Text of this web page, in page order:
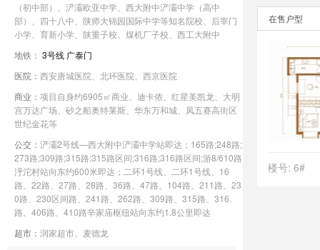
（初中部）、浐灞欧亚中学、西大附中浐灞中学（高中
部）、四十八中、陕师大锦园国际中学等知名院校、后宰门
小学、育新小学、陕重子校、煤机厂子校、西工大附中
地铁： 3号线 广泰门
医院： 西安唐城医院、北环医院、西京医院
商业： 项目自身约6905㎡商业、迪卡侬、红星美凯龙、大明
宫万达广场、砂之船奥特莱斯、华东万和城、凤五赛高街区
世纪金花等
公交： 浐灞2号线—西大附中浐灞中学站即达；165路;248路;
273路;309路;315路;315路区间;316路;316路区间;游8/610路
泘沱村站向东约600米即达；二环1号线、二环1号线、16
路、22路、27路、28路、36路、47路、104路、211路、23
0路、230区间路、241路、262路、309路、315路、316
路、406路、410路辛家庙枢纽站向东约1.8公里即达
超市： 润家超市、麦德龙
在售户型
楼号: 6#